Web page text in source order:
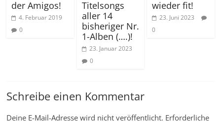
der Amigos!
4. Februar 2019
0
Titelsongs
aller 14
bisheriger Nr.
1-Alben (….)!
23. Januar 2023
0
wieder fit!
23. Juni 2023
0
Schreibe einen Kommentar
Deine E-Mail-Adresse wird nicht veröffentlicht. Erforderliche